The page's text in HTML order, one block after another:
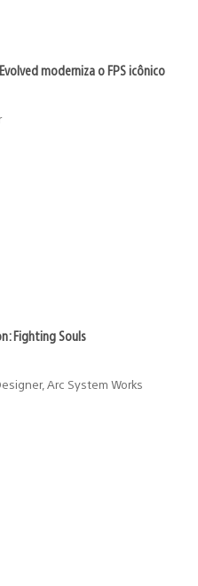
moderniza o FPS icônico
Fighting Souls
Arc System Works